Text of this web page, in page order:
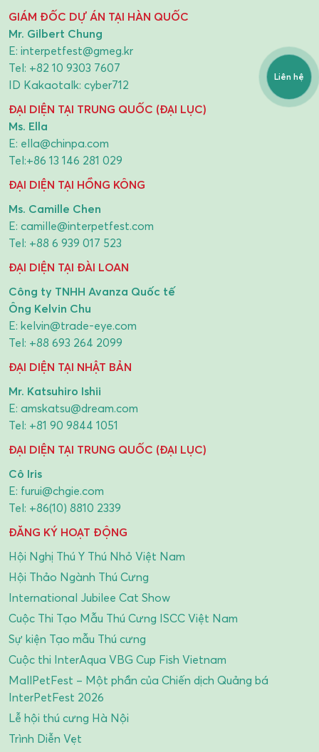
GIÁM ĐỐC DỰ ÁN TẠI HÀN QUỐC
Mr. Gilbert Chung
E: interpetfest@gmeg.kr
Tel: +82 10 9303 7607
ID Kakaotalk: cyber712
ĐẠI DIỆN TẠI TRUNG QUỐC (ĐẠI LỤC)
Ms. Ella
E: ella@chinpa.com
Tel:+86 13 146 281 029
ĐẠI DIỆN TẠI HỒNG KÔNG
Ms. Camille Chen
E: camille@interpetfest.com
Tel: +88 6 939 017 523
ĐẠI DIỆN TẠI ĐÀI LOAN
Công ty TNHH Avanza Quốc tế
Ông Kelvin Chu
E: kelvin@trade-eye.com
Tel: +88 693 264 2099
ĐẠI DIỆN TẠI NHẬT BẢN
Mr. Katsuhiro Ishii
E: amskatsu@dream.com
Tel: +81 90 9844 1051
ĐẠI DIỆN TẠI TRUNG QUỐC (ĐẠI LỤC)
Cô Iris
E: furui@chgie.com
Tel: +86(10) 8810 2339
ĐĂNG KÝ HOẠT ĐỘNG
Hội Nghị Thú Y Thú Nhỏ Việt Nam
Hội Thảo Ngành Thú Cưng
International Jubilee Cat Show
Cuộc Thi Tạo Mẫu Thú Cưng ISCC Việt Nam
Sự kiện Tạo mẫu Thú cưng
Cuộc thi InterAqua VBG Cup Fish Vietnam
MallPetFest – Một phần của Chiến dịch Quảng bá
InterPetFest 2026
Lễ hội thú cưng Hà Nội
Trình Diễn Vẹt
Liên hệ